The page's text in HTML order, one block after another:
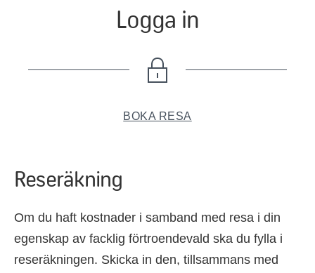
Logga in
BOKA RESA
Reseräkning
Om du haft kostnader i samband med resa i din
egenskap av facklig förtroendevald ska du fylla i
reseräkningen. Skicka in den, tillsammans med